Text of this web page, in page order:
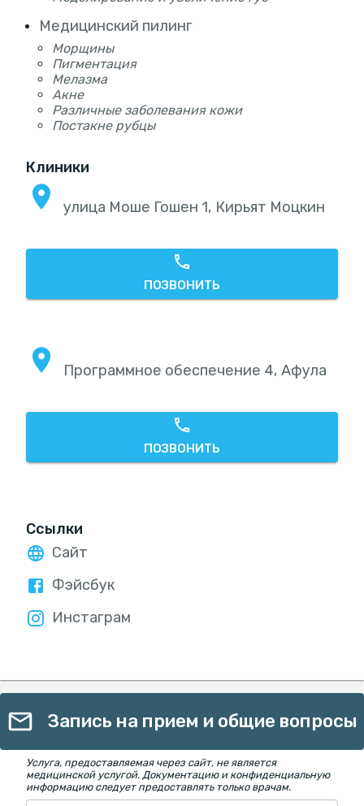
Медицинский пилинг
Морщины
Пигментация
Мелазма
Акне
Различные заболевания кожи
Постакне рубцы
Клиники
улица Моше Гошен 1, Кирьят Моцкин
ПОЗВОНИТЬ
Программное обеспечение 4, Афула
ПОЗВОНИТЬ
Ссылки
Сайт
Фэйсбук
Инстаграм
Запись на прием и общие вопросы
Услуга, предоставляемая через сайт, не является
медицинской услугой. Документацию и конфиденциальную
информацию следует предоставлять только врачам.